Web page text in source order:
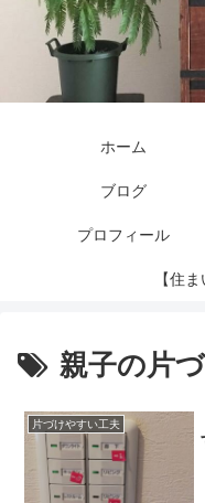
ホーム
ブログ
プロフィール
【住
親子の片
片づけやすい工夫